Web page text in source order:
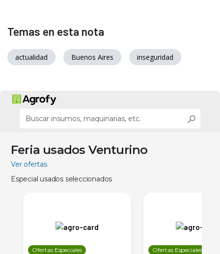
Temas en esta nota
actualidad Buenos Aires inseguridad
Feria usados Venturino
Ver ofertas
Especial usados seleccionados
Ofertas Especiales Ofertas Especiales